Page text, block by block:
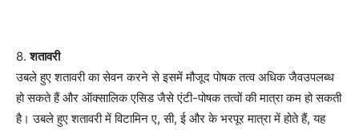
8.शतावरी
उबले हुए शतावरी का सेवन करने से इसमें मौजूद पोषक तत्व अधिक जैवउपलब्ध
हो सकते हैं और ऑक्सालिक एसिड जैसे एंटी-पोषक तत्वों की मात्रा कम हो सकती
है। उबले हुए शतावरी में विटामिन ए, सी, ई और के भरपूर मात्रा में होते हैं, यह